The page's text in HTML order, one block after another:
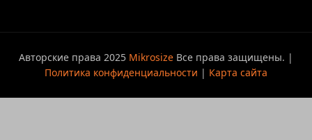
Авторские права 2025 Mikrosize Все права защищены. |
Политика конфиденциальности | Карта сайта